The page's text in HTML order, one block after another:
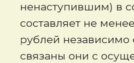
ненаступившим) в
составляет не
рублей независимо
связаны они с